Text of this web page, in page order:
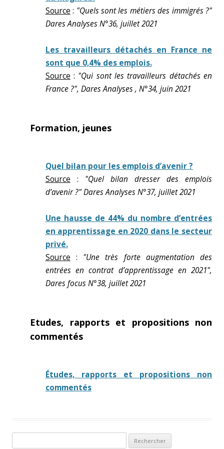
Source : "Quels sont les métiers des immigrés ?"
Dares Analyses N°36, juillet 2021
Les travailleurs détachés en France ne
sont que 0,4% des emplois.
Source : "Qui sont les travailleurs détachés en
France ?", Dares Analyses , N°34, juin 2021
Formation, jeunes
Quel bilan pour les emplois d’avenir ?
Source : "Quel bilan dresser des emplois
d’avenir ?" Dares Analyses N°37, juillet 2021
Une hausse de 44% du nombre d’entrées
en apprentissage en 2020 dans le secteur
privé.
Source : "Une très forte augmentation des
entrées en contrat d’apprentissage en 2021",
Dares focus N°38, juillet 2021
Etudes, rapports et propositions non
commentés
Études, rapports et propositions non
commentés